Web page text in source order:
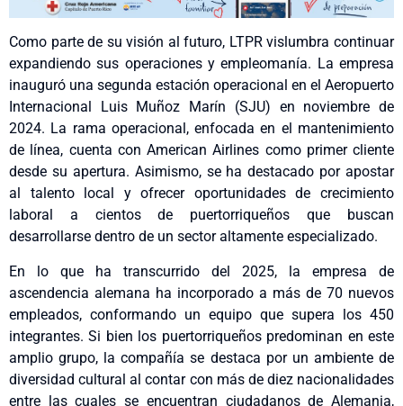
Como parte de su visión al futuro, LTPR vislumbra continuar
expandiendo sus operaciones y empleomanía. La empresa
inauguró una segunda estación operacional en el Aeropuerto
Internacional Luis Muñoz Marín (SJU) en noviembre de
2024. La rama operacional, enfocada en el mantenimiento
de línea, cuenta con American Airlines como primer cliente
desde su apertura. Asimismo, se ha destacado por apostar
al talento local y ofrecer oportunidades de crecimiento
laboral a cientos de puertorriqueños que buscan
desarrollarse dentro de un sector altamente especializado.
En lo que ha transcurrido del 2025, la empresa de
ascendencia alemana ha incorporado a más de 70 nuevos
empleados, conformando un equipo que supera los 450
integrantes. Si bien los puertorriqueños predominan en este
amplio grupo, la compañía se destaca por un ambiente de
diversidad cultural al contar con más de diez nacionalidades
entre las cuales se encuentran ciudadanos de Alemania,